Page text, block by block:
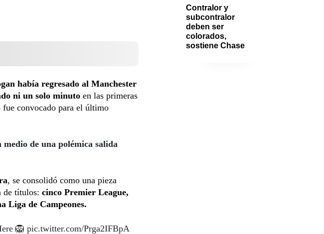
Contralor y
subcontralor
deben ser
colorados,
sostiene Chase
había regresado al Manchester
ni un solo minuto en las primeras
convocado para el último
medio de una polémica salida
, se consolidó como una pieza
de títulos: cinco Premier League,
Liga de Campeones.
🦁 pic.twitter.com/Prga2IFBpA